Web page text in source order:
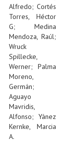
Alfredo; Cortés
Torres, Héctor
G; Medina
Mendoza, Raúl;
Wruck
Spillecke,
Werner; Palma
Moreno,
Germán;
Aguayo
Mavridis,
Alfonso; Yánez
Kernke, Marcia
A.